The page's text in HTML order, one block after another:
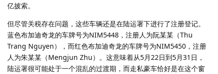
亿披索。
但尽管关税存在问题，这些车辆还是在陆运署下进行了注册登记。
蓝色布加迪奇龙的车牌号为NIM5448，注册人为阮某某（Thu
Trang Nguyen），而红色布加迪奇龙的车牌号为NIM5450，注册
人为朱某某（Mengjun Zhu）。这意味着从5月22日到5月31日，
陆运署很可能处于一个混乱的过渡期，而走私豪车恰好是在这个窗